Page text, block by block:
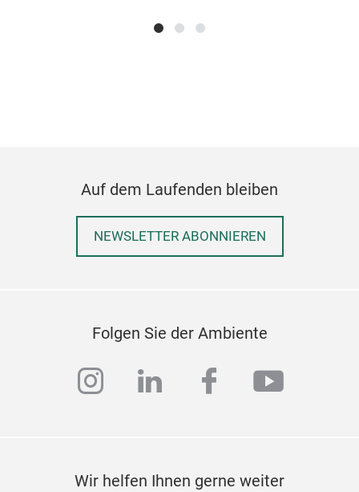
Auf dem Laufenden bleiben
NEWSLETTER ABONNIEREN
Folgen Sie der Ambiente
instagram
linkedinfacebook
Wir helfen Ihnen gerne weiter